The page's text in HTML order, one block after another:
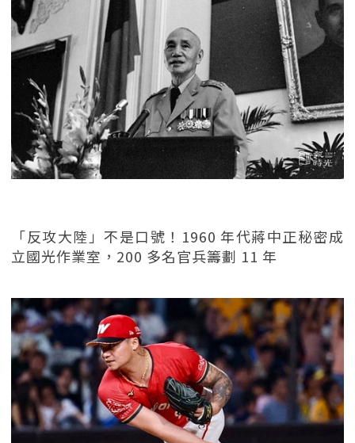
「反攻大陸」不是口號！1960 年代蔣中正秘密成
立國光作業室，200 多名官兵籌劃 11 年